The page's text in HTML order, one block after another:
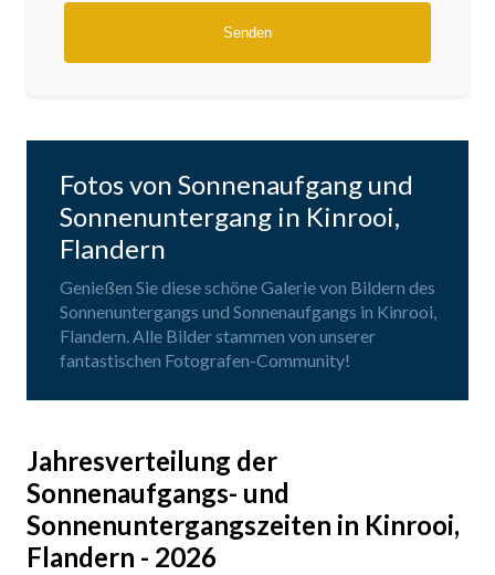
Fotos von Sonnenaufgang und
Sonnenuntergang in Kinrooi,
Flandern
Genießen Sie diese schöne Galerie von Bildern des
Sonnenuntergangs und Sonnenaufgangs in Kinrooi,
Flandern. Alle Bilder stammen von unserer
fantastischen Fotografen-Community!
Jahresverteilung der
Sonnenaufgangs- und
Sonnenuntergangszeiten in Kinrooi,
Flandern - 2026